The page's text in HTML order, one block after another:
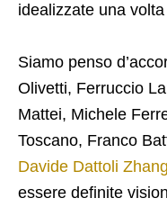
idealizzate una
Siamo penso
Olivetti, Ferruccio
Mattei, Michele
Toscano, Franco
Davide Dattoli Zhang
essere definite